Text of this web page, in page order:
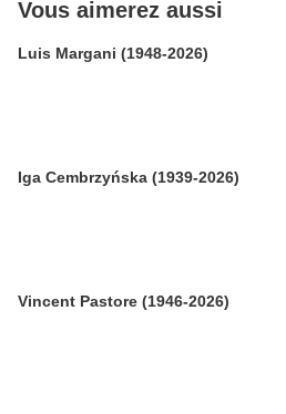
Vous aimerez aussi
Luis Margani (1948-2026)
Iga Cembrzyńska (1939-2026)
Vincent Pastore (1946-2026)